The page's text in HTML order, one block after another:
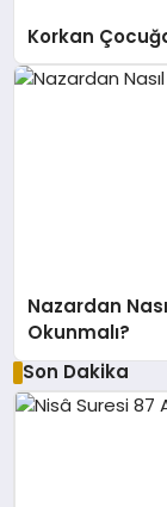
Korkan
Nazardan
Okunmalı?
Son Dakika